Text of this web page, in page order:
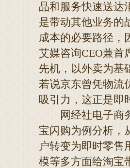
品和服务快速送达
是带动其他业务的
成本的必要路径，
艾媒咨询CEO兼首
先机，以外卖为基
若说京东曾凭物流
吸引力，这正是即
网经社电子商务
宝闪购为例分析，
户转变为即时零售
模等多方面给淘宝